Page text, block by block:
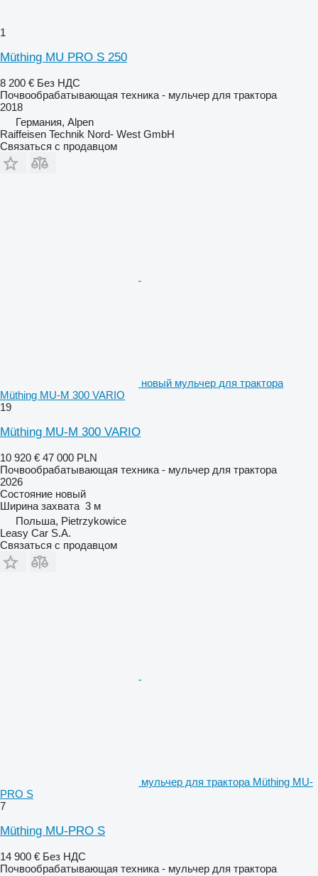
1
Müthing MU PRO S 250
8 200 € Без НДС
Почвообрабатывающая техника - мульчер для трактора
2018
Германия, Alpen
Raiffeisen Technik Nord- West GmbH
Связаться с продавцом
новый мульчер для трактора
Müthing MU-M 300 VARIO
19
Müthing MU-M 300 VARIO
10 920 € 47 000 PLN
Почвообрабатывающая техника - мульчер для трактора
2026
Состояние новый
Ширина захвата 3 м
Польша, Pietrzykowice
Leasy Car S.A.
Связаться с продавцом
мульчер для трактора Müthing MU-
PRO S
7
Müthing MU-PRO S
14 900 € Без НДС
Почвообрабатывающая техника - мульчер для трактора